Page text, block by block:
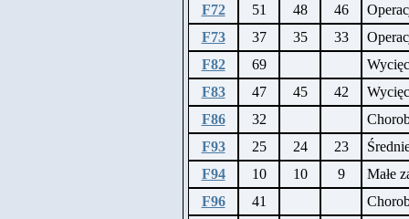
F72
51 48 46
F73
37 35 33
F82
69
F83
47 45 42
F86
32
F93
25 24 23
F94
10 10 9
Małe
F96
41